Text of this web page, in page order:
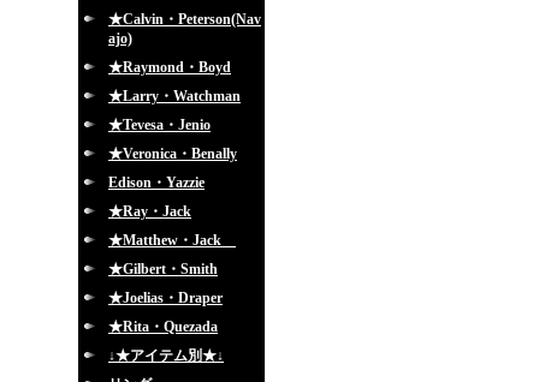
★Calvin・Peterson(Nav
ajo)
★Raymond・Boyd
★Larry・Watchman
★Tevesa・Jenio
★Veronica・Benally
Edison・Yazzie
★Ray・Jack
★Matthew・Jack
★Gilbert・Smith
★Joelias・Draper
★Rita・Quezada
↓★アイテム別★↓